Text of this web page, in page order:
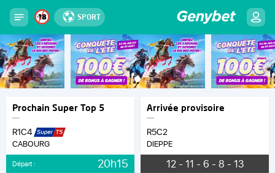
SPORT
Prochain Super Top 5
R1C4
CABOURG
Départ : 20h15
Arrivée provisoire
R5C2
DIEPPE
12 - 11 - 6 - 8 - 13